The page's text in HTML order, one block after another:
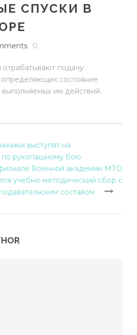
СПУСКИ В
0
подачу
определяющих состояние
выполняемых им действий.
выступят на
рукопашному бою
Военной академии МТО
учебно-методический сбор с
составом